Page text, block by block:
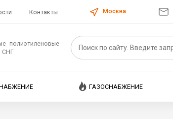
Контакты Москва
полиэтиленовые
СНГ
ГАЗОСНАБЖЕНИЕ